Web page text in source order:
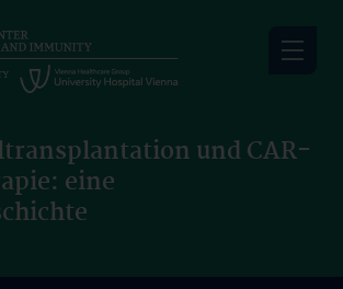
und CAR-
eine